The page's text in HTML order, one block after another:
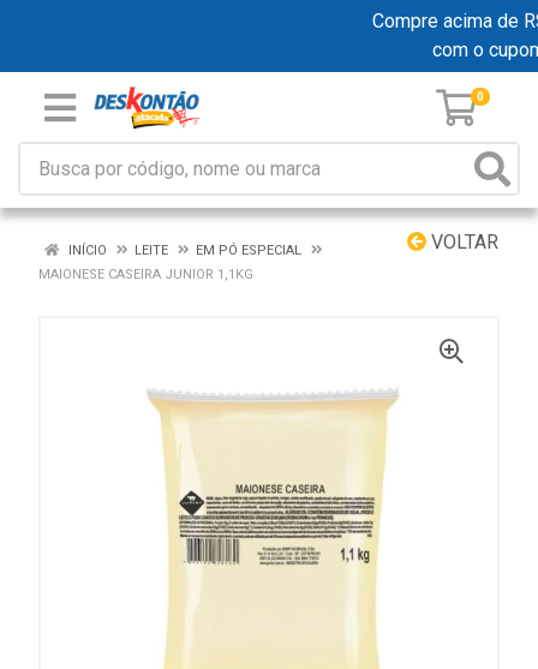
Compre acima de
com o
0
VOLTAR
INÍCIO LEITE
EM PÓ ESPECIAL
MAIONESE CASEIRA JUNIOR 1,1KG